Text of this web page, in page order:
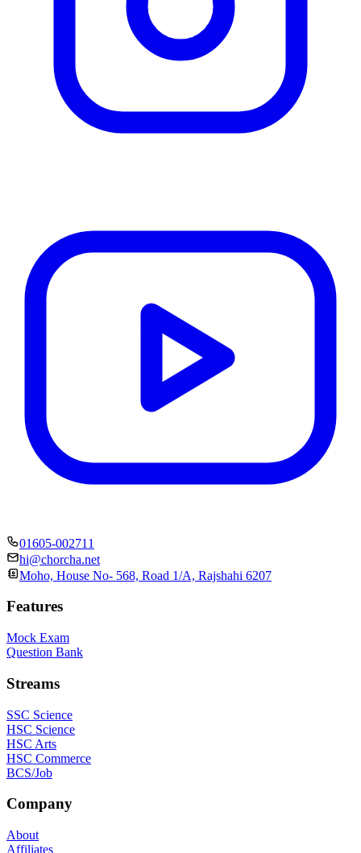
01605-002711
hi@chorcha.net
Moho, House No- 568, Road 1/A, Rajshahi 6207
Features
Mock Exam
Question Bank
Streams
SSC Science
HSC Science
HSC Arts
HSC Commerce
BCS/Job
Company
About
Affiliates